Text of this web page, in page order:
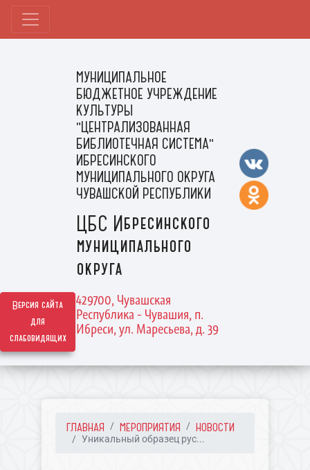
Версия сайта
для
слабовидящих
МУНИЦИПАЛЬНОЕ
БЮДЖЕТНОЕ УЧРЕЖДЕНИЕ
КУЛЬТУРЫ
"ЦЕНТРАЛИЗОВАННАЯ
БИБЛИОТЕЧНАЯ СИСТЕМА"
ИБРЕСИНСКОГО
МУНИЦИПАЛЬНОГО ОКРУГА
ЧУВАШСКОЙ РЕСПУБЛИКИ
ЦБС Ибресинского
муниципального
округа
429700, Чувашская
Республика - Чувашия, п.
Ибреси, ул. Маресьева, д. 39
ГЛАВНАЯ МЕРОПРИЯТИЯ НОВОСТИ
Уникальный образец рус...